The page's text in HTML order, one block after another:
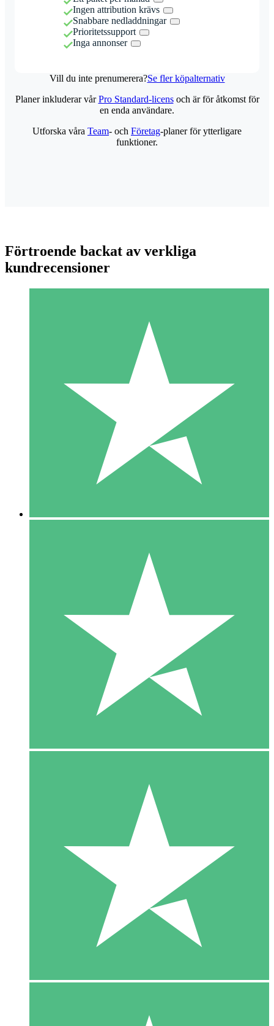
Ingen attribution krävs
Snabbare nedladdningar
Prioritetssupport
Inga annonser
Vill du inte prenumerera?Se fler köpalternativ
Individuella Kreditpaket
Betala per användning med nedladdningskrediter. Inget
1 Nedladdningar
10 00
10 Nedladdningar
20 00
Planer inkluderar vårPro Standard-licensoch är för åtkomst för
en enda användare.
Utforska våra Team- och Företag-planer för ytterligare
funktioner.
Förtroende backat av verkliga
kundrecensioner